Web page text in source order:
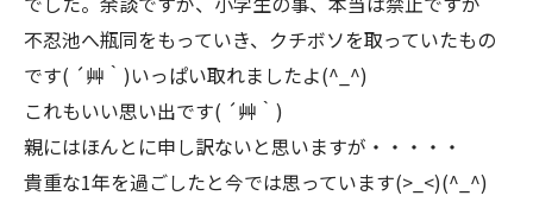
不忍池へ瓶同をもっていき、クチボソを取っていたもの
です( ´艸｀)いっぱい取れましたよ(^_^)
これもいい思い出です( ´艸｀)
親にはほんとに申し訳ないと思いますが・・・・・
貴重な1年を過ごしたと今では思っています(>_<)(^_^)